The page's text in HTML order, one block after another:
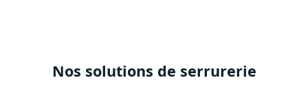
Nos solutions de serrurerie